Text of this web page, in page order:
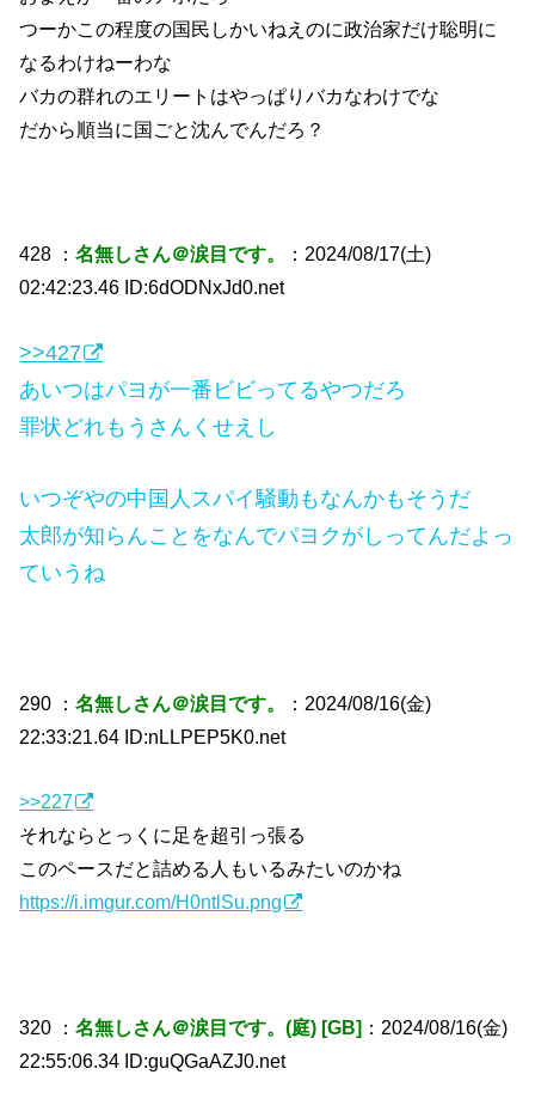
つーかこの程度の国民しかいねえのに政治家だけ聡明に
なるわけねーわな
バカの群れのエリートはやっぱりバカなわけでな
だから順当に国ごと沈んでんだろ？
428 ：名無しさん＠涙目です。
：2024/08/17(土)
02:42:23.46 ID:6dODNxJd0.net
>>427
あいつはパヨが一番ビビってるやつだろ
罪状どれもうさんくせえし
いつぞやの中国人スパイ騒動もなんかもそうだ
太郎が知らんことをなんでパヨクがしってんだよっ
ていうね
290 ：名無しさん＠涙目です。
：2024/08/16(金)
22:33:21.64 ID:nLLPEP5K0.net
>>227
それならとっくに足を超引っ張る
このペースだと詰める人もいるみたいのかね
https://i.imgur.com/H0ntlSu.png
320 ：名無しさん＠涙目です。(庭) [GB] ：2024/08/16(金)
22:55:06.34 ID:guQGaAZJ0.net